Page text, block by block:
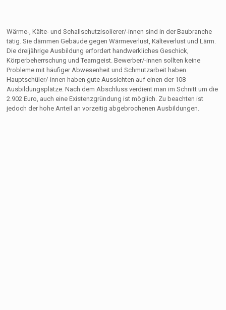
Wärme-, Kälte- und Schallschutzisolierer/-innen sind in der Baubranche
tätig. Sie dämmen Gebäude gegen Wärmeverlust, Kälteverlust und Lärm.
Die dreijährige Ausbildung erfordert handwerkliches Geschick,
Körperbeherrschung und Teamgeist. Bewerber/-innen sollten keine
Probleme mit häufiger Abwesenheit und Schmutzarbeit haben.
Hauptschüler/-innen haben gute Aussichten auf einen der 108
Ausbildungsplätze. Nach dem Abschluss verdient man im Schnitt um die
2.902 Euro, auch eine Existenzgründung ist möglich. Zu beachten ist
jedoch der hohe Anteil an vorzeitig abgebrochenen Ausbildungen.